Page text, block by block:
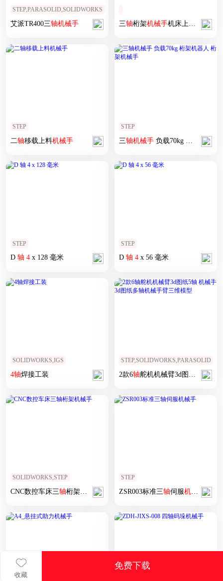
收藏
免费下载
STEP,PARASOLID,SOLIDWORKS
艾派TR400三轴机械手 三轴桁架机械手机床上下料
STEP
二轴移载上料机械手
STEP
三轴机械手负载70kg 桁架机器人 桁架
STEP
D 轴 4x 128 毫米
STEP
D 轴 4x 56 毫米
SOLIDWORKS,IGS
4轴焊接工装
STEP,SOLIDWORKS,PARASOLID
2款6轴舵机机械臂3d图纸5 轴 机
SOLIDWORKS,STEP
CNC数控车床三轴桁架 机械手
STEP
ZSR003标准三轴伺服机械手